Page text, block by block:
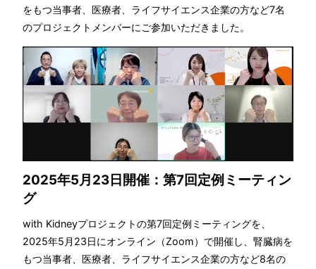
をもつ当事者、医療者、ライフサイエンス企業の方など7名
のプロジェクトメンバーにご参加いただきました。
2025年5月23日開催：第7回定例ミーティン
グ
with Kidneyプロジェクトの第7回定例ミーティングを、
2025年5月23日にオンライン（Zoom）で開催し、腎臓病を
もつ当事者、医療者、ライフサイエンス企業の方など8名の